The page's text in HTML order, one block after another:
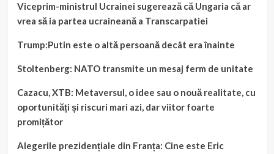
Viceprim-ministrul Ucrainei sugerează că Ungaria că ar
vrea să ia partea ucraineană a Transcarpatiei
Trump:Putin este o altă persoană decât era înainte
Stoltenberg: NATO transmite un mesaj ferm de unitate
Cazacu, XTB: Metaversul, o idee sau o nouă realitate, cu
oportunități și riscuri mari azi, dar viitor foarte
promițător
Alegerile prezidențiale din Franța: Cine este Eric